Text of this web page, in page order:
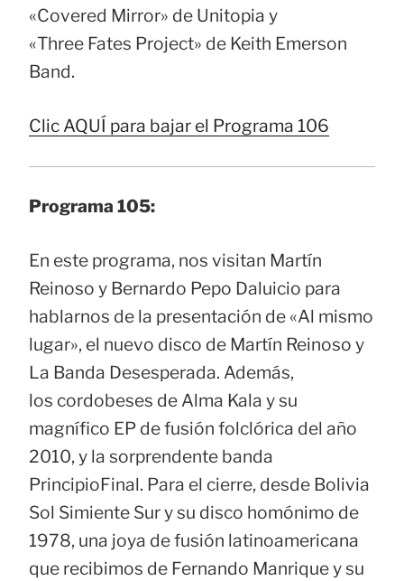
«Covered Mirror» de Unitopia y
«Three Fates Project» de Keith Emerson
Band.
Clic AQUÍ para bajar el Programa 106
Programa 105:
En este programa, nos visitan Martín
Reinoso y Bernardo Pepo Daluicio para
hablarnos de la presentación de «Al mismo
lugar», el nuevo disco de Martín Reinoso y
La Banda Desesperada. Además,
los cordobeses de Alma Kala y su
magnífico EP de fusión folclórica del año
2010, y la sorprendente banda
PrincipioFinal. Para el cierre, desde Bolivia
Sol Simiente Sur y su disco homónimo de
1978, una joya de fusión latinoamericana
que recibimos de Fernando Manrique y su